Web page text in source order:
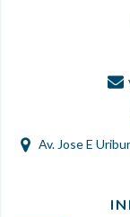
Av. Jose E